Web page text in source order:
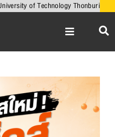
of Technology Thonburi
Toggle
Navigation
Larger
Image